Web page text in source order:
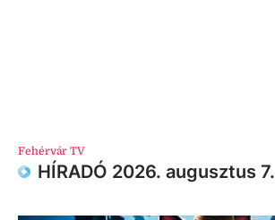
Fehérvár TV
HÍRADÓ 2026. augusztus 7.